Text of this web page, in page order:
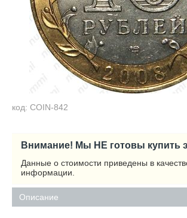
код: COIN-842
Внимание! Мы НЕ готовы купить
Данные о стоимости приведены в
информации.
Описание